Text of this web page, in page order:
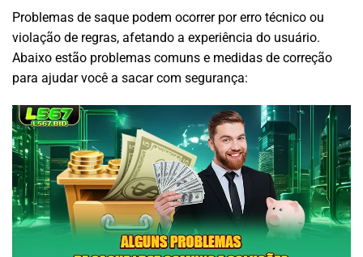
Problemas de saque podem ocorrer por erro técnico ou
violação de regras, afetando a experiência do usuário.
Abaixo estão problemas comuns e medidas de correção
para ajudar você a sacar com segurança: